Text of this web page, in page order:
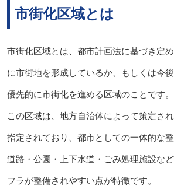
市街化区域とは
市街化区域とは、都市計画法に基づき定
に市街地を形成しているか、もしくは今
優先的に市街化を進める区域のことです。
この区域は、地方自治体によって策定さ
指定されており、都市としての一体的な整
道路・公園・上下水道・ごみ処理施設な
フラが整備されやすい点が特徴です。